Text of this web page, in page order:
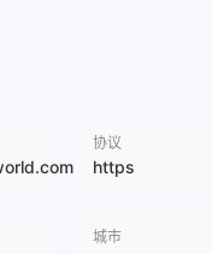
协议
https
城市